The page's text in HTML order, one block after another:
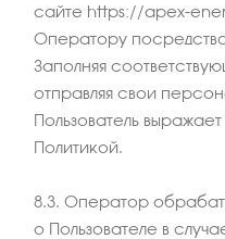
сайте https://apex-
Оператору
Заполняя
отправляя свои
Пользователь
Политикой.
8.3. Оператор
о Пользователе в